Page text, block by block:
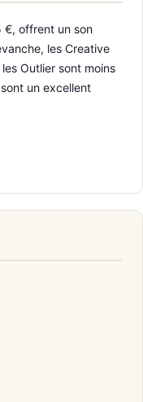
€, offrent un son
les Creative
Outlier sont moins
un excellent